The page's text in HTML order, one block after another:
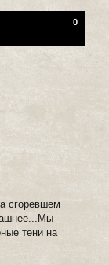
0
сгоревшем
тени на